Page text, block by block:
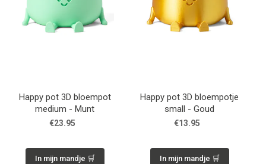
Happy pot 3D bloempot
medium - Munt
€23.95
In mijn mandje 🛒
Happy pot 3D bloempotje
small - Goud
€13.95
In mijn mandje 🛒